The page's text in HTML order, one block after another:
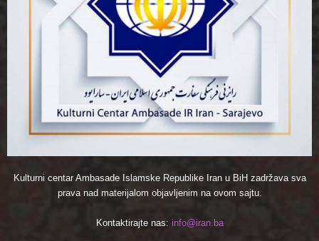
Kulturni centar Ambasade Islamske Republike Iran u BiH zadržava sva
prava nad materijalom objavljenim na ovom sajtu.
Kontaktirajte nas: info@iran.ba